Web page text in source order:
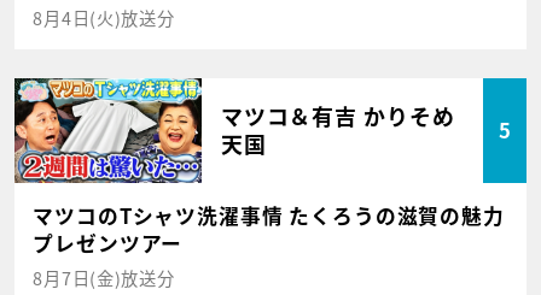
8月4日(火)放送分
マツコ＆有吉 かりそめ
天国
5
マツコのTシャツ洗濯事情 たくろうの滋賀の魅力
プレゼンツアー
8月7日(金)放送分